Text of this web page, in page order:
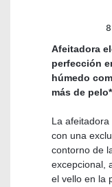
8
Afeitadora
perfección
húmedo
más de
La afeitadora
con una
contorno de
excepcional,
el vello en la